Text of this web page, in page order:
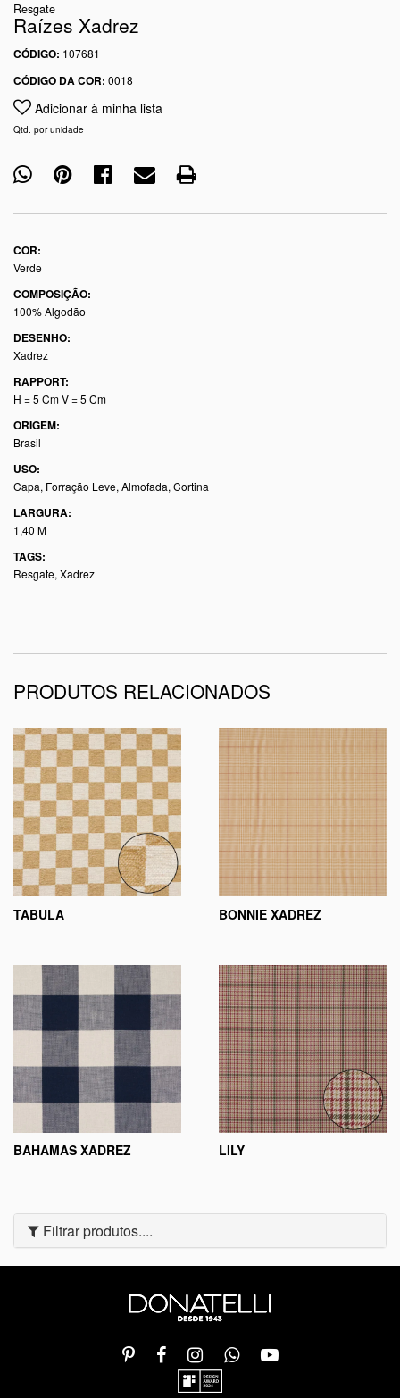
Resgate
Raízes Xadrez
CÓDIGO: 107681
CÓDIGO DA COR: 0018
Adicionar à minha lista
Qtd. por unidade
COR:
Verde
COMPOSIÇÃO:
100% Algodão
DESENHO:
Xadrez
RAPPORT:
H = 5 Cm V = 5 Cm
ORIGEM:
Brasil
USO:
Capa, Forração Leve, Almofada, Cortina
LARGURA:
1,40 M
TAGS:
Resgate, Xadrez
PRODUTOS RELACIONADOS
TABULA BONNIE XADREZ
BAHAMAS XADREZ LILY
Filtrar produtos....